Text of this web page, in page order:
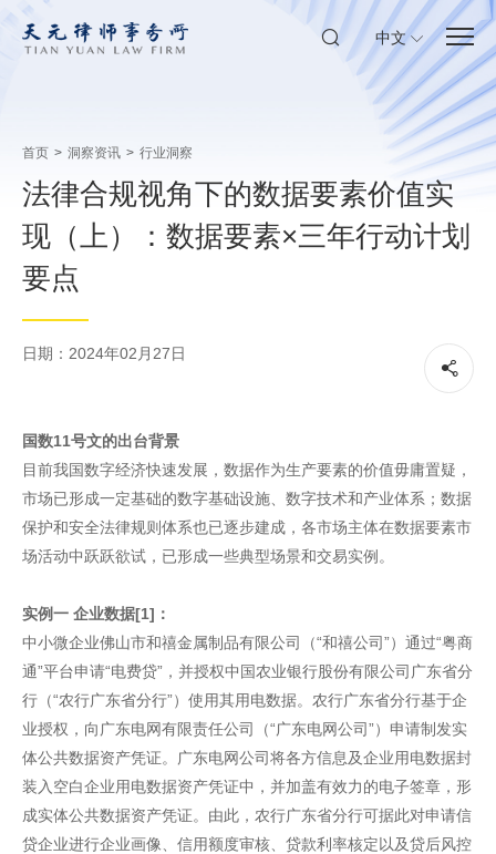
中文
首页 > 洞察资讯 > 行业洞察
法律合规视角下的数据要素价值实
现（上）：数据要素×三年行动计划
要点
日期：2024年02月27日
国数11号文的出台背景
目前我国数字经济快速发展，数据作为生产要素的价值毋庸置疑，
市场已形成一定基础的数字基础设施、数字技术和产业体系；数据
保护和安全法律规则体系也已逐步建成，各市场主体在数据要素市
场活动中跃跃欲试，已形成一些典型场景和交易实例。
实例一 企业数据[1]：
中小微企业佛山市和禧金属制品有限公司（“和禧公司”）通过“粤商
通”平台申请“电费贷”，并授权中国农业银行股份有限公司广东省分
行（“农行广东省分行”）使用其用电数据。农行广东省分行基于企
业授权，向广东电网有限责任公司（“广东电网公司”）申请制发实
体公共数据资产凭证。广东电网公司将各方信息及企业用电数据封
装入空白企业用电数据资产凭证中，并加盖有效力的电子签章，形
成实体公共数据资产凭证。由此，农行广东省分行可据此对申请信
贷企业进行企业画像、信用额度审核、贷款利率核定以及贷后风控